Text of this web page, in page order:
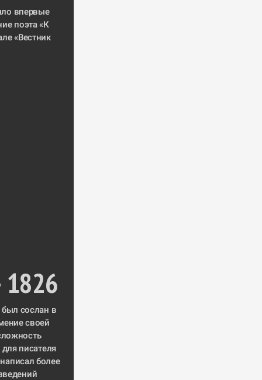
впервые
поэта «К
«Вестник
своей
писателя
более